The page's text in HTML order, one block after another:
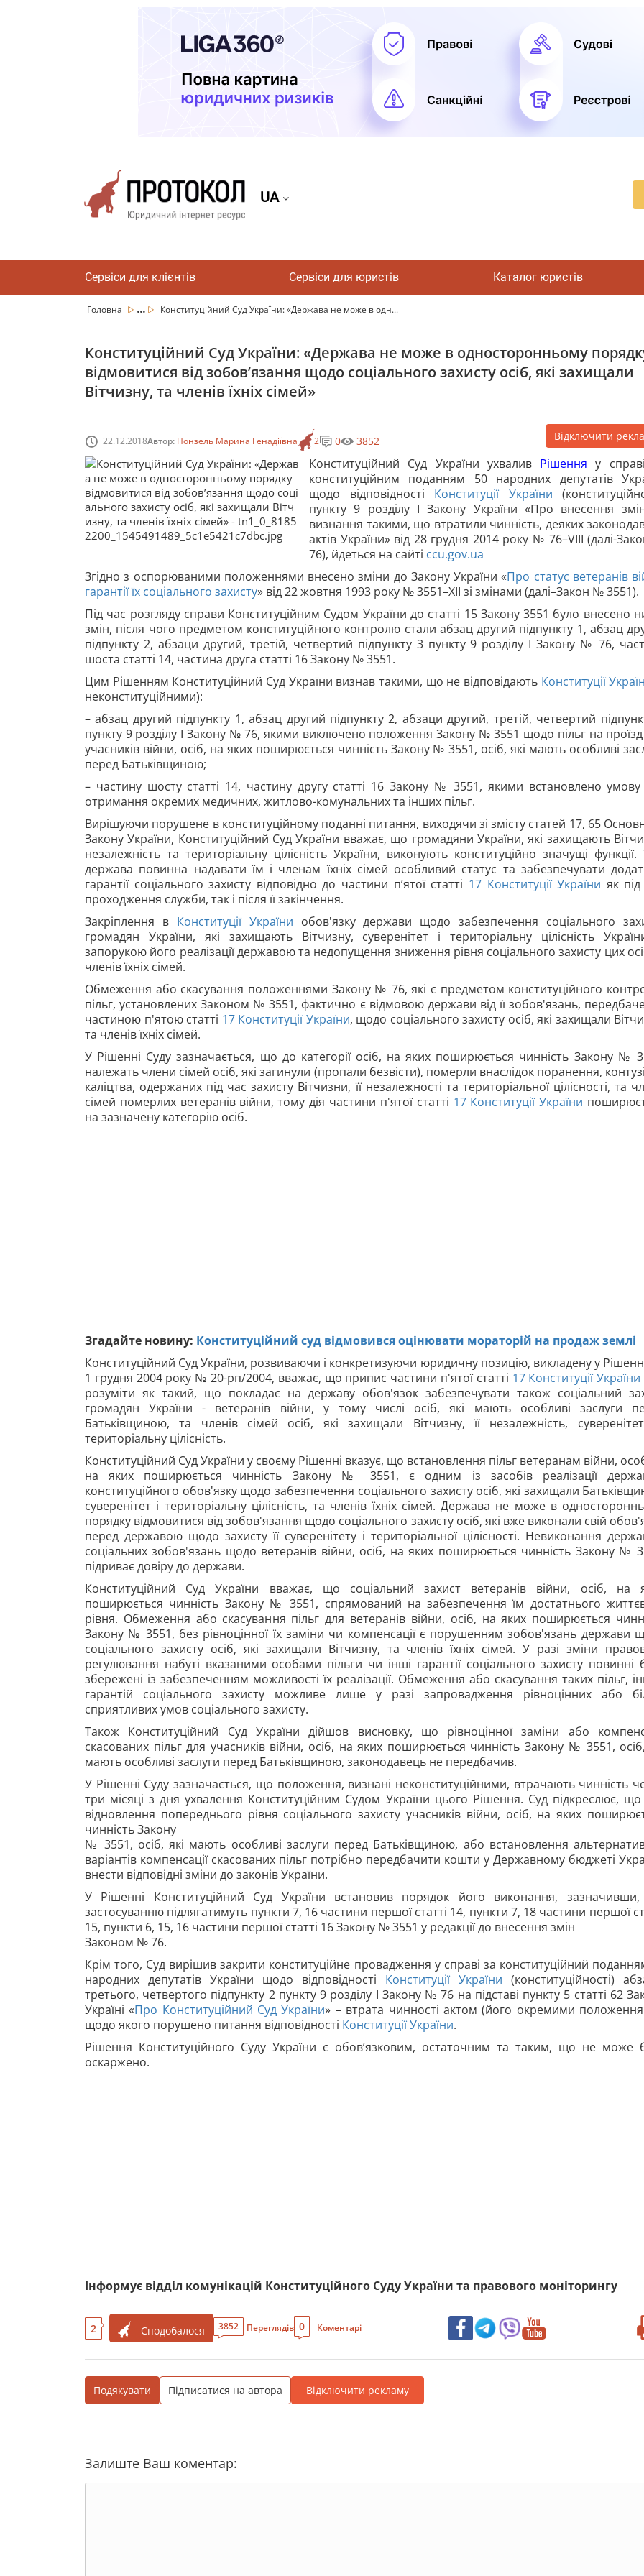
UA
Сервіси для клієнтів Сервіси для юристів Каталог юристів
Головна ... Конституційний Суд України: «Держава не може в одн...
Конституційний Суд України: «Держава не може в односторонньому
відмовитися від зобов’язання щодо соціального захисту осіб, які захищали
Вітчизну, та членів їхніх сімей»
22.12.2018Автор: Понзель Марина Генадіївна 2 0 3852 Відключити
Конституційний Суд України ухвалив Рішення у
конституційним поданням 50 народних депутатів
щодо відповідності Конституції України
пункту 9 розділу І Закону України «Про внесення
визнання такими, що втратили чинність, деяких
актів України» від 28 грудня 2014 року № 76–VIII (далі-
76), йдеться на сайті ccu.gov.ua
Згідно з оспорюваними положеннями внесено зміни до Закону України «Про статус ветеранів
гарантії їх соціального захисту» від 22 жовтня 1993 року № 3551–XII зі змінами (далі–Закон № 3551).
Під час розгляду справи Конституційним Судом України до статті 15 Закону 3551 було внесено
змін, після чого предметом конституційного контролю стали абзац другий підпункту 1, абзац
підпункту 2, абзаци другий, третій, четвертий підпункту 3 пункту 9 розділу І Закону № 76,
шоста статті 14, частина друга статті 16 Закону № 3551.
Цим Рішенням Конституційний Суд України визнав такими, що не відповідають Конституції
неконституційними):
– абзац другий підпункту 1, абзац другий підпункту 2, абзаци другий, третій, четвертий
пункту 9 розділу І Закону № 76, якими виключено положення Закону № 3551 щодо пільг на
учасників війни, осіб, на яких поширюється чинність Закону № 3551, осіб, які мають особливі
перед Батьківщиною;
– частину шосту статті 14, частину другу статті 16 Закону № 3551, якими встановлено умову
отримання окремих медичних, житлово-комунальних та інших пільг.
Вирішуючи порушене в конституційному поданні питання, виходячи зі змісту статей 17, 65
Закону України, Конституційний Суд України вважає, що громадяни України, які захищають
незалежність та територіальну цілісність України, виконують конституційно значущі
держава повинна надавати їм і членам їхніх сімей особливий статус та забезпечувати
гарантії соціального захисту відповідно до частини п’ятої статті 17 Конституції України як
проходження служби, так і після її закінчення.
Закріплення в Конституції України обов'язку держави щодо забезпечення соціального
громадян України, які захищають Вітчизну, суверенітет і територіальну цілісність
запорукою його реалізації державою та недопущення зниження рівня соціального захисту цих
членів їхніх сімей.
Обмеження або скасування положеннями Закону № 76, які є предметом конституційного
пільг, установлених Законом № 3551, фактично є відмовою держави від її зобов'язань,
частиною п'ятою статті 17 Конституції України, щодо соціального захисту осіб, які захищали
та членів їхніх сімей.
У Рішенні Суду зазначається, що до категорії осіб, на яких поширюється чинність Закону №
належать члени сімей осіб, які загинули (пропали безвісти), померли внаслідок поранення,
каліцтва, одержаних під час захисту Вітчизни, її незалежності та територіальної цілісності, та
сімей померлих ветеранів війни, тому дія частини п'ятої статті 17 Конституції України
на зазначену категорію осіб.
Згадайте новину: Конституційний суд відмовився оцінювати мораторій на продаж землі
Конституційний Суд України, розвиваючи і конкретизуючи юридичну позицію, викладену у
1 грудня 2004 року № 20-рп/2004, вважає, що припис частини п'ятої статті 17 Конституції України
розуміти як такий, що покладає на державу обов'язок забезпечувати також соціальний
громадян України - ветеранів війни, у тому числі осіб, які мають особливі заслуги
Батьківщиною, та членів сімей осіб, які захищали Вітчизну, її незалежність,
територіальну цілісність.
Конституційний Суд України у своєму Рішенні вказує, що встановлення пільг ветеранам війни,
на яких поширюється чинність Закону № 3551, є одним із засобів реалізації
конституційного обов'язку щодо забезпечення соціального захисту осіб, які захищали
суверенітет і територіальну цілісність, та членів їхніх сімей. Держава не може в
порядку відмовитися від зобов'язання щодо соціального захисту осіб, які вже виконали свій
перед державою щодо захисту її суверенітету і територіальної цілісності. Невиконання
соціальних зобов'язань щодо ветеранів війни, осіб, на яких поширюється чинність Закону №
підриває довіру до держави.
Конституційний Суд України вважає, що соціальний захист ветеранів війни, осіб, на
поширюється чинність Закону № 3551, спрямований на забезпечення їм достатнього
рівня. Обмеження або скасування пільг для ветеранів війни, осіб, на яких поширюється
Закону № 3551, без рівноцінної їх заміни чи компенсації є порушенням зобов'язань держави
соціального захисту осіб, які захищали Вітчизну, та членів їхніх сімей. У разі зміни
регулювання набуті вказаними особами пільги чи інші гарантії соціального захисту повинні
збережені із забезпеченням можливості їх реалізації. Обмеження або скасування таких пільг,
гарантій соціального захисту можливе лише у разі запровадження рівноцінних або
сприятливих умов соціального захисту.
Також Конституційний Суд України дійшов висновку, що рівноцінної заміни або
скасованих пільг для учасників війни, осіб, на яких поширюється чинність Закону № 3551,
мають особливі заслуги перед Батьківщиною, законодавець не передбачив.
У Рішенні Суду зазначається, що положення, визнані неконституційними, втрачають чинність
три місяці з дня ухвалення Конституційним Судом України цього Рішення. Суд підкреслює,
відновлення попереднього рівня соціального захисту учасників війни, осіб, на яких
чинність Закону
№ 3551, осіб, які мають особливі заслуги перед Батьківщиною, або встановлення
варіантів компенсації скасованих пільг потрібно передбачити кошти у Державному бюджеті
внести відповідні зміни до законів України.
У Рішенні Конституційний Суд України встановив порядок його виконання,
застосуванню підлягатимуть пункти 7, 16 частини першої статті 14, пункти 7, 18 частини першої
15, пункти 6, 15, 16 частини першої статті 16 Закону № 3551 у редакції до внесення змін
Законом № 76.
Крім того, Суд вирішив закрити конституційне провадження у справі за конституційний
народних депутатів України щодо відповідності Конституції України (конституційності)
третього, четвертого підпункту 2 пункту 9 розділу І Закону № 76 на підставі пункту 5 статті 62
Україні «Про Конституційний Суд України» – втрата чинності актом (його окремими
щодо якого порушено питання відповідності Конституції України.
Рішення Конституційного Суду України є обов’язковим, остаточним та таким, що не може
оскаржено.
Інформує відділ комунікацій Конституційного Суду України та правового моніторингу
2 Сподобалося 3852 Переглядів 0 Коментарі
Подякувати Підписатися на автора Відключити рекламу
Залиште Ваш коментар: